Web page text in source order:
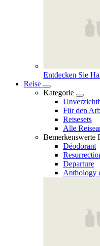
Entdecken Sie
Reise
Kategorie
Für den
Reisesets
Alle
Bemerkenswerte
Déodorant
Departure
Anthology